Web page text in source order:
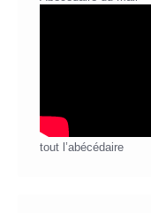
tout l’abécédaire